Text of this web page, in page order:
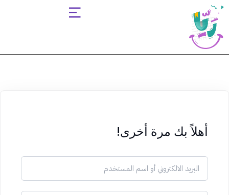
أهلاً بك مرة أخرى!
Sign in
Remember me